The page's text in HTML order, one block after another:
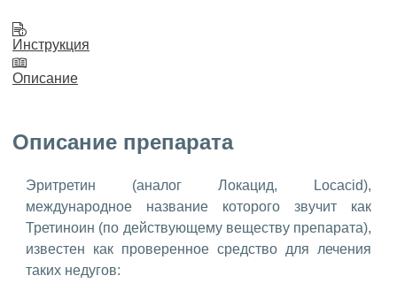
Инструкция
Описание
Описание препарата
Эритретин (аналог Локацид, Locacid),
международное название которого звучит как
Третиноин (по действующему веществу препарата),
известен как проверенное средство для лечения
таких недугов: